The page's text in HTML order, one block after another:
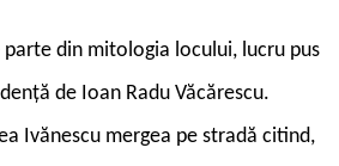
din mitologia locului, lucru pus
de Ioan Radu Văcărescu.
Ivănescu mergea pe stradă citind,